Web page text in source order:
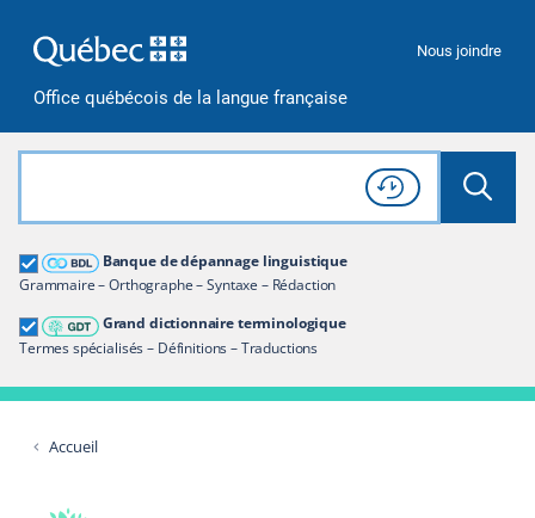
Office québécois de la langue française
Nous joindre
Rechercher dans tout le site
Lancer
Consulter l'
Historique
de recherche
Banque de dépannage linguistique
Grammaire – Orthographe – Syntaxe – Rédaction
Grand dictionnaire terminologique
Termes spécialisés – Définitions – Traductions
Grand dictionnaire terminologique
Restreindre aux termes
Accueil